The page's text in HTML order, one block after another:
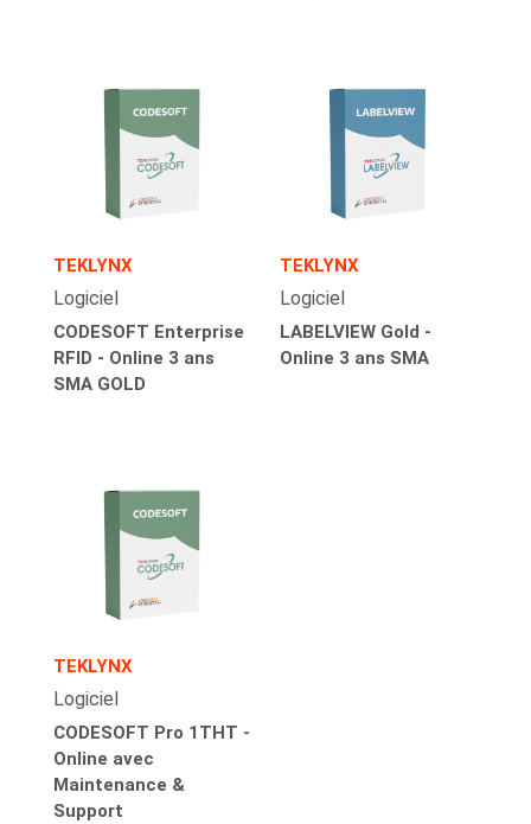
TEKLYNX
Logiciel
CODESOFT Enterprise
RFID - Online 3 ans
SMA GOLD
TEKLYNX
Logiciel
LABELVIEW Gold -
Online 3 ans SMA
TEKLYNX
Logiciel
CODESOFT Pro 1THT -
Online avec
Maintenance &
Support